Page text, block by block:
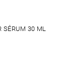
SÉRUM 30 ML